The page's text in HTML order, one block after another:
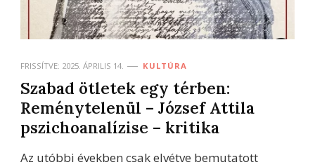
FRISSÍTVE: 2025. ÁPRILIS 14. KULTÚRA
Szabad ötletek egy térben:
Reménytelenül – József Attila
pszichoanalízise – kritika
Az utóbbi években csak elvétve bemutatott